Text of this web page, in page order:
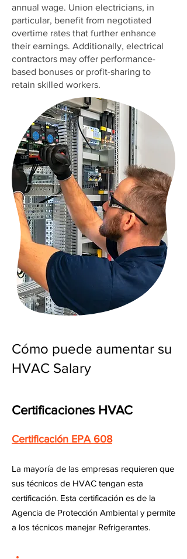
annual wage. Union electricians, in
particular, benefit from negotiated
overtime rates that further enhance
their earnings. Additionally, electrical
contractors may offer performance-
based bonuses or profit-sharing to
retain skilled workers.
Cómo puede aumentar su
HVAC Salary
Certificaciones HVAC
Certificación EPA 608
La mayoría de las empresas requieren que
sus técnicos de HVAC tengan esta
certificación. Esta certificación es de la
Agencia de Protección Ambiental y permite
a los técnicos manejar Refrigerantes.